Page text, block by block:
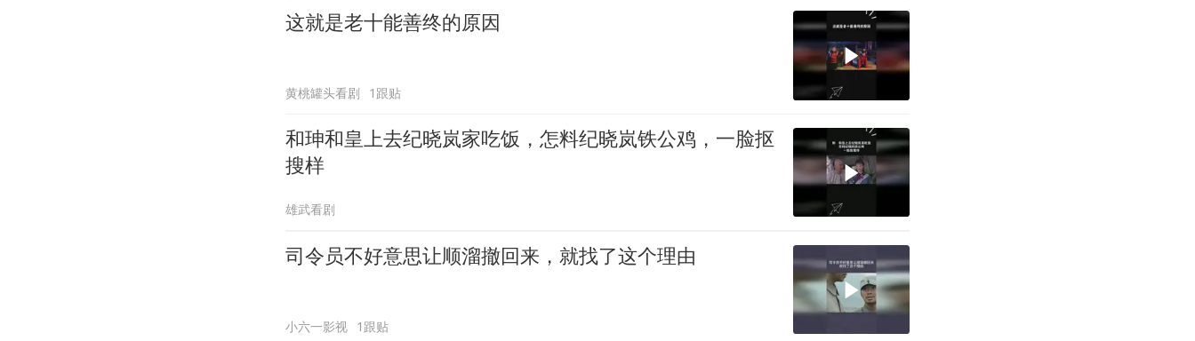
这就是老十能善终的原因
黄桃罐头看剧 1跟贴
和珅和皇上去纪晓岚家吃饭，怎料纪晓岚铁公鸡，一脸抠
搜样
雄武看剧
司令员不好意思让顺溜撤回来，就找了这个理由
小六一影视 1跟贴